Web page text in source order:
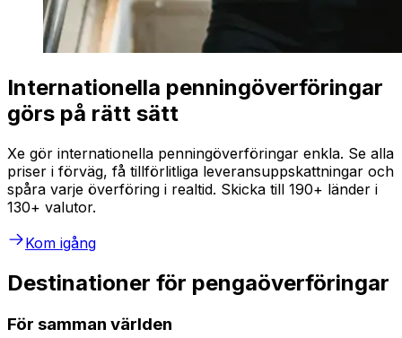
Internationella penningöverföringar
görs på rätt sätt
Xe gör internationella penningöverföringar enkla. Se alla
priser i förväg, få tillförlitliga leveransuppskattningar och
spåra varje överföring i realtid. Skicka till 190+ länder i
130+ valutor.
Kom igång
Destinationer för pengaöverföringar
För samman världen